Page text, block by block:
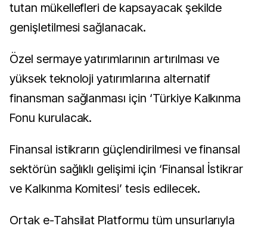
tutan mükellefleri de kapsayacak şekilde
genişletilmesi sağlanacak.
Özel sermaye yatırımlarının artırılması ve
yüksek teknoloji yatırımlarına alternatif
finansman sağlanması için ‘Türkiye Kalkınma
Fonu kurulacak.
Finansal istikrarın güçlendirilmesi ve finansal
sektörün sağlıklı gelişimi için ‘Finansal İstikrar
ve Kalkınma Komitesi’ tesis edilecek.
Ortak e-Tahsilat Platformu tüm unsurlarıyla